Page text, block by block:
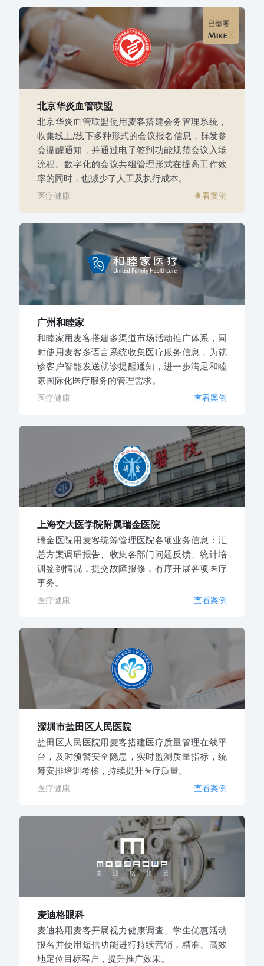
已部署
北京华炎血管联盟
北京华炎血管联盟使用麦客搭建会务管理系统，
收集线上/线下多种形式的会议报名信息，群发参
会提醒通知，并通过电子签到功能规范会议入场
流程。数字化的会议共组管理形式在提高工作效
率的同时，也减少了人工及执行成本。
医疗健康 查看案例
广州和睦家
和睦家用麦客搭建多渠道市场活动推广体系，同
时使用麦客多语言系统收集医疗服务信息，为就
诊客户智能发送就诊提醒通知，进一步满足和睦
家国际化医疗服务的管理需求。
医疗健康 查看案例
上海交大医学院附属瑞金医院
瑞金医院用麦客统筹管理医院各项业务信息：汇
总方案调研报告、收集各部门问题反馈、统计培
训签到情况，提交故障报修，有序开展各项医疗
事务。
医疗健康 查看案例
深圳市盐田区人民医院
盐田区人民医院用麦客搭建医疗质量管理在线平
台，及时预警安全隐患，实时监测质量指标，统
筹安排培训考核，持续提升医疗质量。
医疗健康 查看案例
麦迪格眼科
麦迪格用麦客开展视力健康调查、学生优惠活动
报名并使用短信功能进行持续营销，精准、高效
地定位目标客户，提升推广效果。